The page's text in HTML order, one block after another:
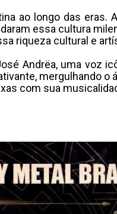
ao longo das eras.
essa cultura
riqueza cultural e
Andrëa, uma voz
mergulhando
com sua